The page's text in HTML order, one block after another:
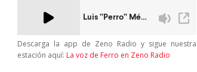
Descarga la app de Zeno Radio y sigue nuestra
estación aquí: La voz de Ferro en Zeno Radio